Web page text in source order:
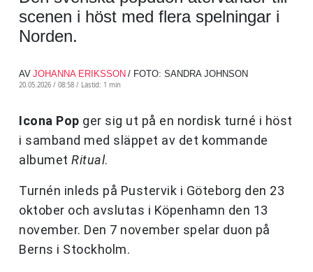
scenen i höst med flera spelningar i
Norden.
AV JOHANNA ERIKSSON / FOTO: SANDRA JOHNSON
20.05.2026 / 08:58 / Lästid: 1 min
Icona Pop ger sig ut på en nordisk turné i höst
i samband med släppet av det kommande
albumet Ritual.
Turnén inleds på Pustervik i Göteborg den 23
oktober och avslutas i Köpenhamn den 13
november. Den 7 november spelar duon på
Berns i Stockholm.